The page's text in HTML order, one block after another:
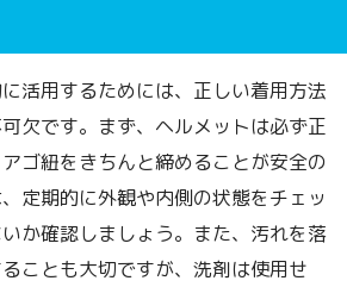
活用するためには、正しい着用方法
欠です。まず、ヘルメットは必ず正
ゴ紐をきちんと締めることが安全の
定期的に外観や内側の状態をチェッ
か確認しましょう。また、汚れを落
ことも大切ですが、洗剤は使用せ